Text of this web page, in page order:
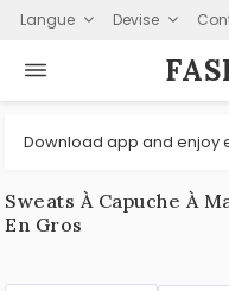
Langue Devise
Download app and enjoy
Sweats À Capuche À
En Gros